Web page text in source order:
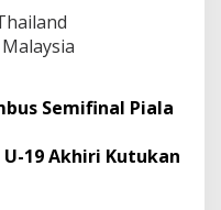
Semifinal Piala
19 Akhiri Kutukan